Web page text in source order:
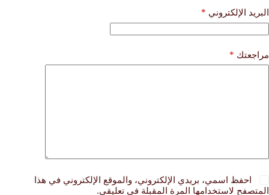
البريد الإلكتروني *
مراجعتك *
احفظ اسمي، بريدي الإلكتروني، والموقع الإلكتروني في هذا
المتصفح لاستخدامها المرة المقبلة في تعليقي.